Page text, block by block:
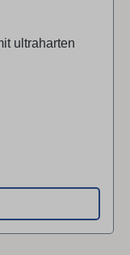
ultraharten